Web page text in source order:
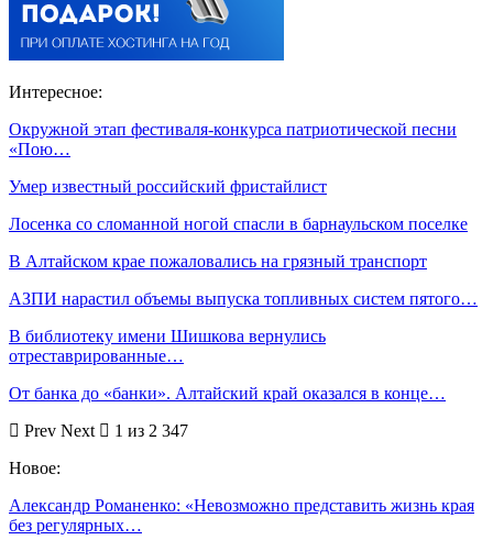
Интересное:
Окружной этап фестиваля-конкурса патриотической песни
«Пою…
Умер известный российский фристайлист
Лосенка со сломанной ногой спасли в барнаульском поселке
В Алтайском крае пожаловались на грязный транспорт
АЗПИ нарастил объемы выпуска топливных систем пятого…
В библиотеку имени Шишкова вернулись
отреставрированные…
От банка до «банки». Алтайский край оказался в конце…
Prev Next
1 из 2 347
Новое:
Александр Романенко: «Невозможно представить жизнь края
без регулярных…